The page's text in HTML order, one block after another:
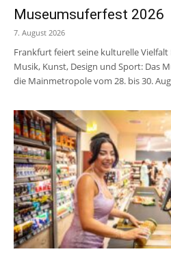
Museumsuferfest 2026
7. August 2026
Frankfurt feiert seine kulturelle Vielfalt
Musik, Kunst, Design und Sport: Das
die Mainmetropole vom 28. bis 30.